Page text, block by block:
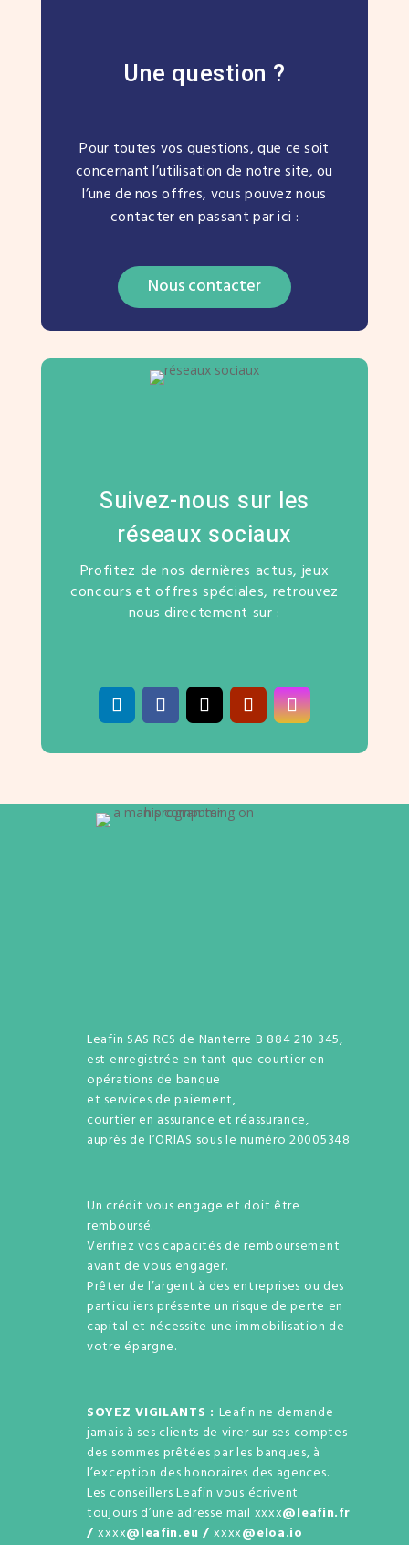
Une question ?
Pour toutes vos questions, que ce soit
concernant l’utilisation de notre site, ou
l’une de nos offres, vous pouvez nous
contacter en passant par ici :
Nous contacter
Suivez-nous sur les
réseaux sociaux
Profitez de nos dernières actus, jeux
concours et offres spéciales, retrouvez
nous directement sur :
Leafin SAS RCS de Nanterre B 884 210 345,
est enregistrée en tant que courtier en
opérations de banque
et services de paiement,
courtier en assurance et réassurance,
auprès de l’ORIAS sous le numéro 20005348
Un crédit vous engage et doit être
remboursé.
Vérifiez vos capacités de remboursement
avant de vous engager.
Prêter de l’argent à des entreprises ou des
particuliers présente un risque de perte en
capital et nécessite une immobilisation de
votre épargne.
SOYEZ VIGILANTS : Leafin ne demande
jamais à ses clients de virer sur ses comptes
des sommes prêtées par les banques, à
l’exception des honoraires des agences.
Les conseillers Leafin vous écrivent
toujours d’une adresse mail xxxx@leafin.fr
/xxxx@leafin.eu /xxxx@eloa.io